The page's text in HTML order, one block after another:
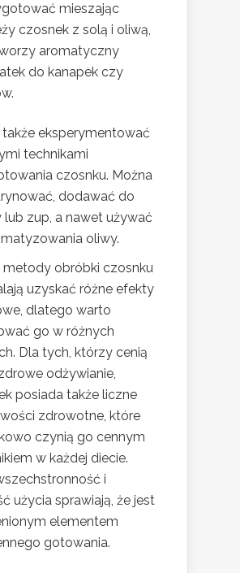
mieszając
czosnek z solą i oliwą,
aromatyczny
do kanapek czy
eksperymentować
technikami
czosnku. Można
dodawać do
lub zup, a nawet używać
oliwy.
metody obróbki czosnku
uzyskać różne efekty
dlatego warto
go w różnych
Dla tych, którzy cenią
odżywianie,
posiada także liczne
zdrowotne, które
czynią go cennym
w każdej diecie.
i
użycia sprawiają, że jest
elementem
gotowania.